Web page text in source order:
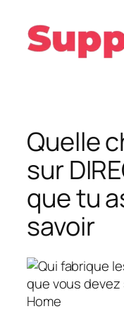
contenu
Quelle
sur
que tu
savoir